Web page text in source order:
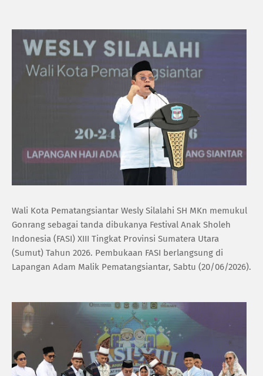
Wali Kota Pematangsiantar Wesly Silalahi SH MKn memukul
Gonrang sebagai tanda dibukanya Festival Anak Sholeh
Indonesia (FASI) XIII Tingkat Provinsi Sumatera Utara
(Sumut) Tahun 2026. Pembukaan FASI berlangsung di
Lapangan Adam Malik Pematangsiantar, Sabtu (20/06/2026).